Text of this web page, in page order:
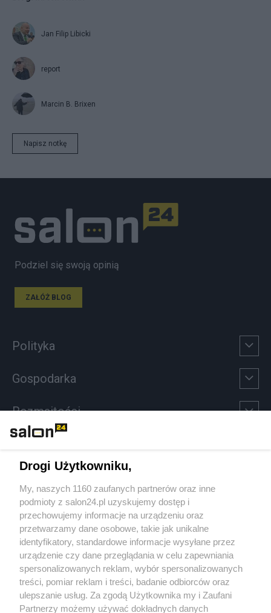
Jan Filip Libicki
report
Marcin B. Brixen
Napisz notkę
Podziel się swoją opinią
ZAŁÓŻ BLOG
Polityka
Gospodarka
Rozmaitości
Sport
Społeczeństwo
Kultura
X Facebook Instagram Youtube
Drogi Użytkowniku,
My, naszych 1160 zaufanych partnerów oraz inne
podmioty z salon24.pl uzyskujemy dostęp i
przechowujemy informacje na urządzeniu oraz
przetwarzamy dane osobowe, takie jak unikalne
identyfikatory, standardowe informacje wysyłane przez
urządzenie czy dane przeglądania w celu zapewniania
spersonalizowanych reklam, wybór spersonalizowanych
treści, pomiar reklam i treści, badanie odbiorców oraz
ulepszanie usług. Za zgodą Użytkownika my i Zaufani
Partnerzy możemy używać dokładnych danych